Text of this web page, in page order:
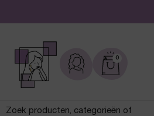
De leukste sieraden online
0